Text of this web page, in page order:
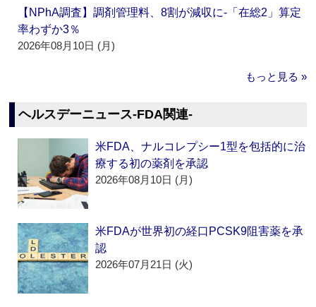
【NPhA調査】調剤管理料、8割が減収に‐「在総2」算定
率わずか3％
2026年08月10日 (月)
もっと見る »
ヘルスデーニュース‐FDA関連‐
米FDA、ナルコレプシー1型を包括的に治
療する初の薬剤を承認
2026年08月10日 (月)
米FDAが世界初の経口PCSK9阻害薬を承
認
2026年07月21日 (火)